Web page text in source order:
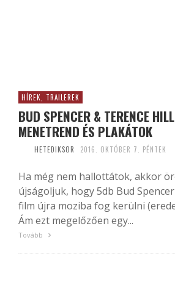
HÍREK, TRAILEREK
BUD SPENCER & TERENCE
MENETREND ÉS PLAKÁTOK
HETEDIKSOR 2016. OKTÓBER 7. PÉNTEK
Ha még nem hallottátok, akkor
újságoljuk, hogy 5db Bud
film újra moziba fog kerülni
Ám ezt megelőzően egy...
Tovább